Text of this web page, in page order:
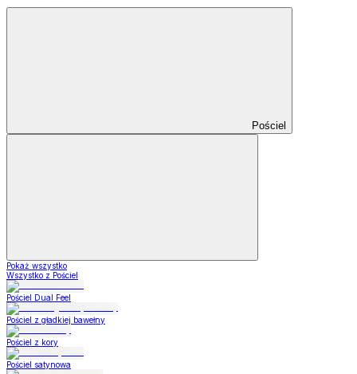
Pościel
Pokaż wszystko
Wszystko z Pościel
Pościel Dual Feel
Pościel z gładkiej bawełny
Pościel z kory
Pościel satynowa